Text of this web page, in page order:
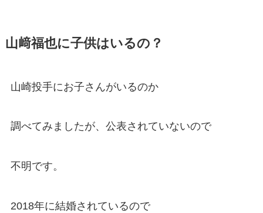
山﨑福也に子供はいるの？
山崎投手にお子さんがいるのか
調べてみましたが、公表されていないので
不明です。
2018年に結婚されているので